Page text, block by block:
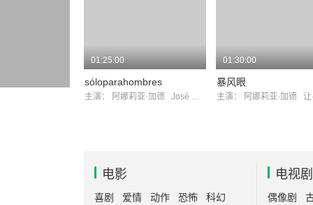
01:25:00
sóloparahombres
主演： 阿娜莉亚·加德 José María Lado
01:30:00
暴风眼
主演： 阿娜莉亚·加德 让·
电影
喜剧 爱情 动作 恐怖 科幻
电视剧
偶像剧